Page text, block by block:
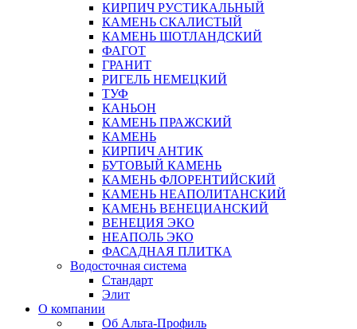
КИРПИЧ РУСТИКАЛЬНЫЙ
КАМЕНЬ СКАЛИСТЫЙ
КАМЕНЬ ШОТЛАНДСКИЙ
ФАГОТ
ГРАНИТ
РИГЕЛЬ НЕМЕЦКИЙ
ТУФ
КАНЬОН
КАМЕНЬ ПРАЖСКИЙ
КАМЕНЬ
КИРПИЧ АНТИК
БУТОВЫЙ КАМЕНЬ
КАМЕНЬ ФЛОРЕНТИЙСКИЙ
КАМЕНЬ НЕАПОЛИТАНСКИЙ
КАМЕНЬ ВЕНЕЦИАНСКИЙ
ВЕНЕЦИЯ ЭКО
НЕАПОЛЬ ЭКО
ФАСАДНАЯ ПЛИТКА
Водосточная система
Стандарт
Элит
О компании
Об Альта-Профиль